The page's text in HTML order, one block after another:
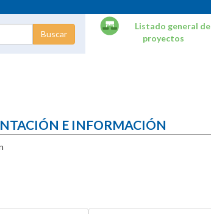
Listado general de
proyectos
E INFORMACIÓN